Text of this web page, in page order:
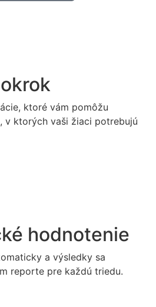
ktoré vám pomôžu
v ktorých vaši žiaci potrebujú
hodnotenie
a výsledky sa
reporte pre každú triedu.